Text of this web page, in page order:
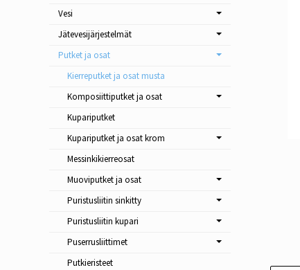
Vesi
Jätevesijärjestelmät
Putket ja osat
Kierreputket ja osat musta
Komposiittiputket ja osat
Kupariputket
Kupariputket ja osat krom
Messinkikierreosat
Muoviputket ja osat
Puristusliitin sinkitty
Puristusliitin kupari
Puserrusliittimet
Putkieristeet